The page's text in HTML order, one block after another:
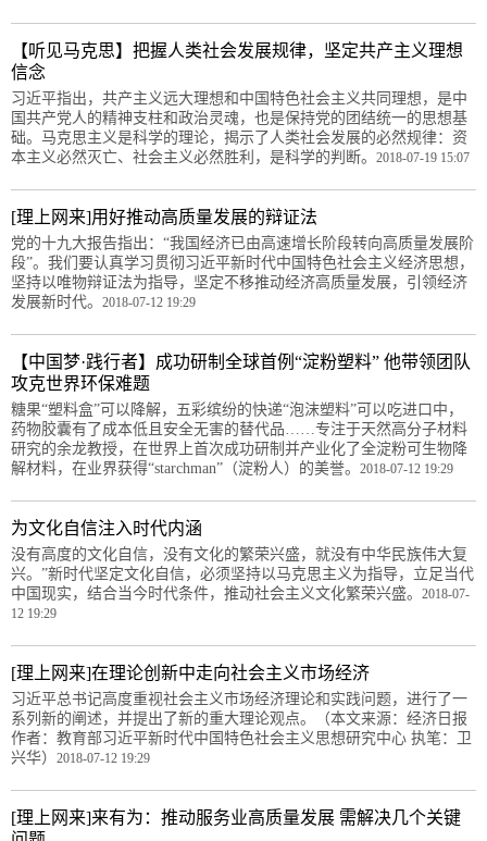
【听见马克思】把握人类社会发展规律，坚定共产主义理想
信念
习近平指出，共产主义远大理想和中国特色社会主义共同理想，是中
国共产党人的精神支柱和政治灵魂，也是保持党的团结统一的思想基
础。马克思主义是科学的理论，揭示了人类社会发展的必然规律：资
本主义必然灭亡、社会主义必然胜利，是科学的判断。 2018-07-19 15:07
[理上网来]用好推动高质量发展的辩证法
党的十九大报告指出：“我国经济已由高速增长阶段转向高质量发展阶
段”。我们要认真学习贯彻习近平新时代中国特色社会主义经济思想，
坚持以唯物辩证法为指导，坚定不移推动经济高质量发展，引领经济
发展新时代。 2018-07-12 19:29
【中国梦·践行者】成功研制全球首例“淀粉塑料” 他带领团队
攻克世界环保难题
糖果“塑料盒”可以降解，五彩缤纷的快递“泡沫塑料”可以吃进口中，
药物胶囊有了成本低且安全无害的替代品……专注于天然高分子材料
研究的余龙教授，在世界上首次成功研制并产业化了全淀粉可生物降
解材料，在业界获得“starchman”（淀粉人）的美誉。 2018-07-12 19:29
为文化自信注入时代内涵
没有高度的文化自信，没有文化的繁荣兴盛，就没有中华民族伟大复
兴。”新时代坚定文化自信，必须坚持以马克思主义为指导，立足当代
中国现实，结合当今时代条件，推动社会主义文化繁荣兴盛。 2018-07-
12 19:29
[理上网来]在理论创新中走向社会主义市场经济
习近平总书记高度重视社会主义市场经济理论和实践问题，进行了一
系列新的阐述，并提出了新的重大理论观点。（本文来源：经济日报
作者：教育部习近平新时代中国特色社会主义思想研究中心 执笔：卫
兴华） 2018-07-12 19:29
[理上网来]来有为：推动服务业高质量发展 需解决几个关键